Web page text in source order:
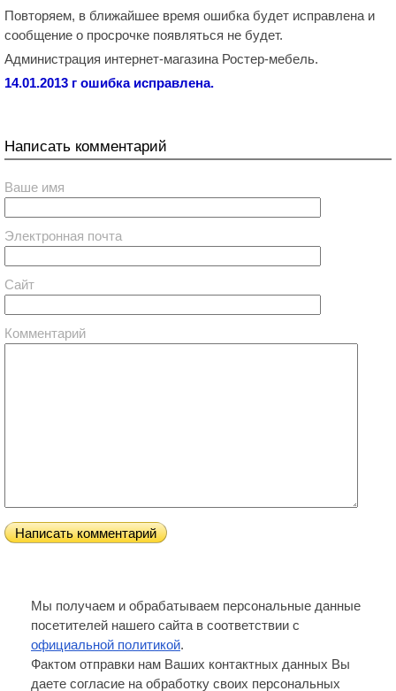
Повторяем, в ближайшее время ошибка будет исправлена и
сообщение о просрочке появляться не будет.
Администрация интернет-магазина Ростер-мебель.
14.01.2013 г ошибка исправлена.
Написать комментарий
Ваше имя
Электронная почта
Сайт
Комментарий
Мы получаем и обрабатываем персональные данные
посетителей нашего сайта в соответствии с
официальной политикой.
Фактом отправки нам Ваших контактных данных Вы
даете согласие на обработку своих персональных